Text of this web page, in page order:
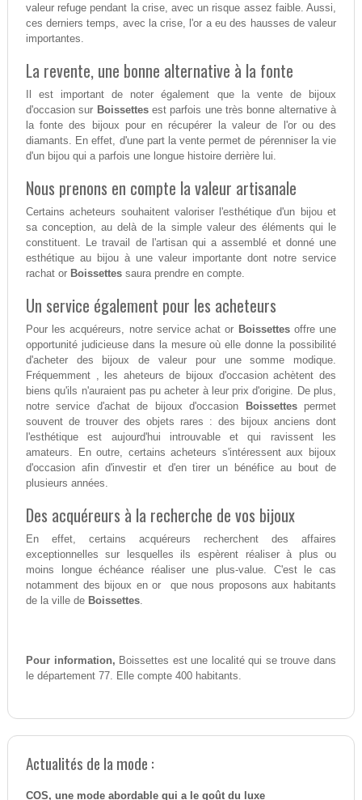
valeur refuge pendant la crise, avec un risque assez faible. Aussi,
ces derniers temps, avec la crise, l'or a eu des hausses de valeur
importantes.
La revente, une bonne alternative à la fonte
Il est important de noter également que la vente de bijoux
d'occasion sur Boissettesest parfois une très bonne alternative à
la fonte des bijoux pour en récupérer la valeur de l'or ou des
diamants. En effet, d'une part la vente permet de pérenniser la vie
d'un bijou qui a parfois une longue histoire derrière lui.
Nous prenons en compte la valeur artisanale
Certains acheteurs souhaitent valoriser l'esthétique d'un bijou et
sa conception, au delà de la simple valeur des éléments qui le
constituent. Le travail de l'artisan qui a assemblé et donné une
esthétique au bijou à une valeur importante dont notre service
rachat or Boissettessaura prendre en compte.
Un service également pour les acheteurs
Pour les acquéreurs, notre service achat or Boissettesoffre une
opportunité judicieuse dans la mesure où elle donne la possibilité
d'acheter des bijoux de valeur pour une somme modique.
Fréquemment , les aheteurs de bijoux d'occasion achètent des
biens qu'ils n'auraient pas pu acheter à leur prix d'origine. De plus,
notre service d'achat de bijoux d'occasion Boissettespermet
souvent de trouver des objets rares : des bijoux anciens dont
l'esthétique est aujourd'hui introuvable et qui ravissent les
amateurs. En outre, certains acheteurs s'intéressent aux bijoux
d'occasion afin d'investir et d'en tirer un bénéfice au bout de
plusieurs années.
Des acquéreurs à la recherche de vos bijoux
En effet, certains acquéreurs recherchent des affaires
exceptionnelles sur lesquelles ils espèrent réaliser à plus ou
moins longue échéance réaliser une plus-value. C'est le cas
notamment des bijoux en or que nous proposons aux habitants
de la ville de Boissettes.
Pour information, Boissettes est une localité qui se trouve dans
le département 77. Elle compte 400 habitants.
Actualités de la mode :
COS, une mode abordable qui a le goût du luxe